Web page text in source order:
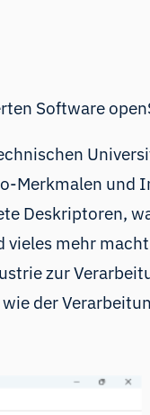
Software
Merkmalen und
Deskriptoren,
mehr
zur
der